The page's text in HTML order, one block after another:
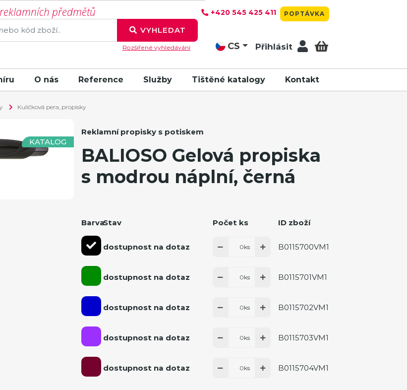
předmětů
VYHLEDAT
Rozšířené vyhledávání
+420 545 425 411 POPTÁVKA
CS Přihlásit
O nás Reference Služby Tištěné katalogy Kontakt
Kuličková pera, propisky
KATALOG
Reklamní propisky s potiskem
BALIOSO Gelová propiska
s modrou náplní, černá
BarvaStav Počet ks ID zboží
dostupnost na dotaz ks B0115700VM1
dostupnost na dotaz ks B0115701VM1
dostupnost na dotaz ks B0115702VM1
dostupnost na dotaz ks B0115703VM1
dostupnost na dotaz ks B0115704VM1